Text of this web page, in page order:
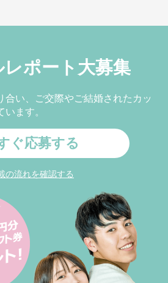
レポート大募集
合い、ご交際やご結婚されたカッ
ます。
ぐ応募する
の流れを確認する